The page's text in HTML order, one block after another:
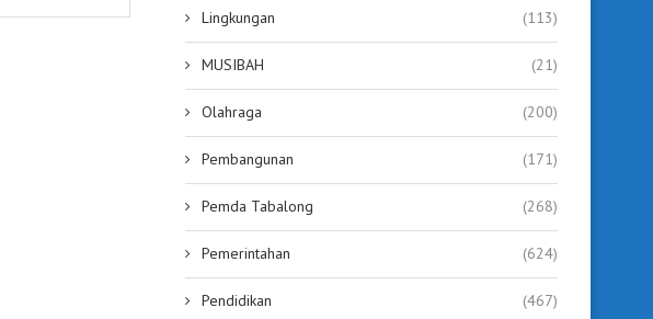
Lingkungan (113)
MUSIBAH (21)
Olahraga (200)
Pembangunan (171)
Pemda Tabalong (268)
Pemerintahan (624)
Pendidikan (467)